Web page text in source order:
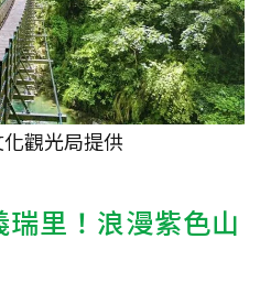
觀光局提供
里！浪漫紫色山